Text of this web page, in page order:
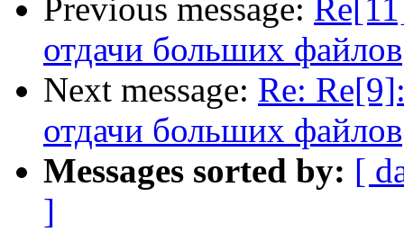
Previous message:
отдачи больших файлов
Next message: Re:
отдачи больших файлов
Messages sorted by: [
]